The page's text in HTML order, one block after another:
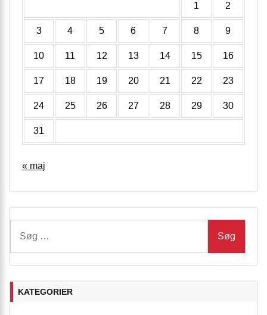
1 2
3 4 5 6 7 8 9
10 11 12 13 14 15 16
17 18 19 20 21 22 23
24 25 26 27 28 29 30
31
« maj
efter:
KATEGORIER